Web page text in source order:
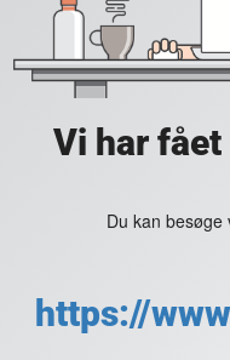
Vi har
Du kan besøge
https://